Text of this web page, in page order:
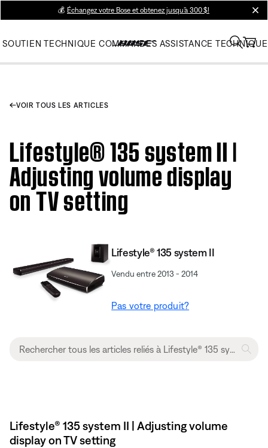
💰 Échangez votre Bose et obtenez jusqu’à 300 $!
SOUTIEN TECHNIQUE COMMANDES ASSISTANCE TECHNIQUE
VOIR TOUS LES ARTICLES
Lifestyle® 135 system II |
Adjusting volume display
on TV setting
Lifestyle® 135 system II
Vendu entre 2013 - 2014
Pas votre produit?
Lifestyle® 135 system II | Adjusting volume
display on TV setting